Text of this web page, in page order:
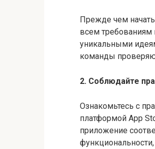
Прежде чем
всем требованиям
уникальными
команды
2. Соблюдайте
Ознакомьтесь с
платформой App
приложение
функциональности,